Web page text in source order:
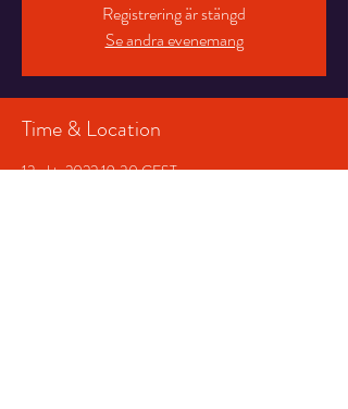
Registrering är stängd
Se andra evenemang
Time & Location
13 okt. 2022 19:30 CEST